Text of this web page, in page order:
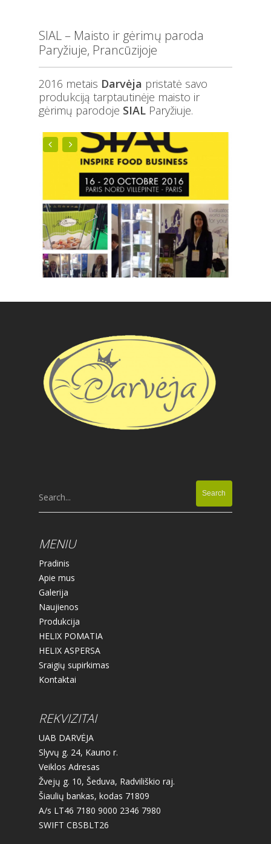
SIAL – Maisto ir gėrimų paroda
Paryžiuje, Prancūzijoje
2016 metais Darvėja pristatė savo
produkciją tarptautinėje maisto ir
gėrimų parodoje SIAL Paryžiuje.
Search...
MENIU
Pradinis
Apie mus
Galerija
Naujienos
Produkcija
HELIX POMATIA
HELIX ASPERSA
Sraigių supirkimas
Kontaktai
REKVIZITAI
UAB DARVĖJA
Slyvų g. 24, Kauno r.
Veiklos Adresas
Žvejų g. 10, Šeduva, Radviliškio raj.
Šiaulių bankas, kodas 71809
A/s LT46 7180 9000 2346 7980
SWIFT CBSBLT26